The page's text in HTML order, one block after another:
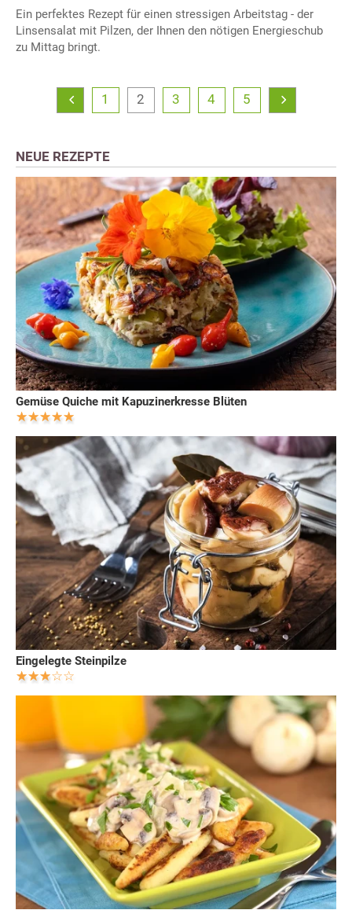
Ein perfektes Rezept für einen stressigen Arbeitstag - der
Linsensalat mit Pilzen, der Ihnen den nötigen Energieschub
zu Mittag bringt.
1 2 3 4 5
NEUE REZEPTE
Gemüse Quiche mit Kapuzinerkresse Blüten
Eingelegte Steinpilze